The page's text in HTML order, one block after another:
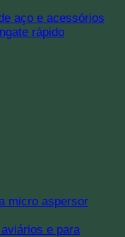
aço e acessórios
rápido
micro aspersor
e para